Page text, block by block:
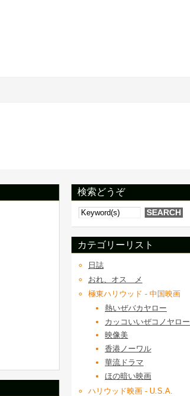
検索どうぞ
カテゴリーリスト
日誌
おれ、オスゝメ
極東ハリウッド - 中国映画
熱いぜバカヤロー
カッコいいぜコノヤロー
映像美
香港ノーワル
華流ドラマ
ほの暗い映画
ハリウッド映画 - U.S.A.